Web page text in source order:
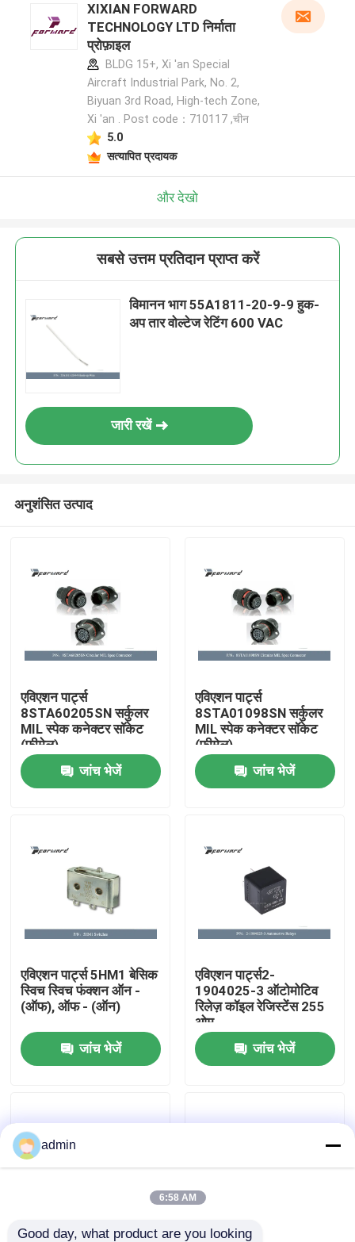
घर
हमारे बारे में
कारखाने का दौरा
गुणवत्ता नियंत्रण
समाचार
एविएशन पार्ट्स
XIXIAN FORWARD
TECHNOLOGY LTD निर्माता
प्रोफ़ाइल
BLDG 15+, Xi 'an Special
Aircraft Industrial Park, No. 2,
Biyuan 3rd Road, High-tech Zone,
Xi 'an . Post code：710117 ,चीन
5.0
सत्यापित प्रदायक
और देखो
सबसे उत्तम प्रतिदान प्राप्त करें
विमानन भाग 55A1811-20-9-9 हुक-
अप तार वोल्टेज रेटिंग 600 VAC
जारी रखें
अनुशंसित उत्पाद
एविएशन पार्ट्स
8STA60205SN सर्कुलर
MIL स्पेक कनेक्टर सॉकेट
(फीमेल)
जांच भेजें
एविएशन पार्ट्स
8STA01098SN सर्कुलर
MIL स्पेक कनेक्टर सॉकेट
(फीमेल)
जांच भेजें
एविएशन पार्ट्स 5HM1 बेसिक
स्विच स्विच फंक्शन ऑन -
(ऑफ), ऑफ - (ऑन)
जांच भेजें
एविएशन पार्ट्स2-
1904025-3 ऑटोमोटिव
रिलेज़ कॉइल रेजिस्टेंस 255
ओम
जांच भेजें
admin
6:58 AM
Good day, what product are you looking